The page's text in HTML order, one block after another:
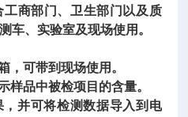
商部门、卫生部门以及质
车、实验室及现场使用。
，可带到现场使用。
样品中被检项目的含量。
并可将检测数据导入到电